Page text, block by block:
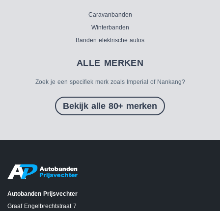
Caravanbanden
Winterbanden
Banden elektrische autos
ALLE MERKEN
Zoek je een specifiek merk zoals Imperial of Nankang?
Bekijk alle 80+ merken
Autobanden Prijsvechter
Graaf Engelbrechtstraat 7